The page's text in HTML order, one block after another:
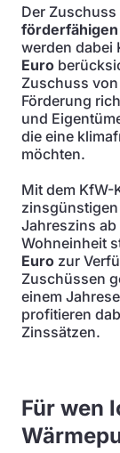
Der
werden dabei
Euro
Zuschuss von
Förderung
und
die eine
möchten.
Mit dem KfW-
Jahreszins
Wohneinheit
Euro zur
Zuschüssen
einem
profitieren
Zinssätzen.
Für wen